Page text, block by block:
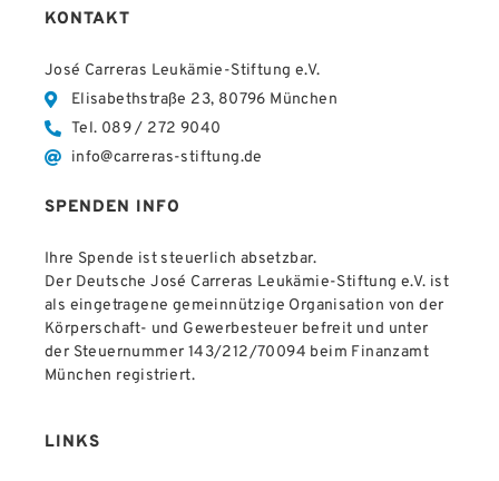
KONTAKT
José Carreras Leukämie-Stiftung e.V.
Elisabethstraße 23, 80796 München
Tel. 089 / 272 9040
info@carreras-stiftung.de
SPENDEN INFO
Ihre Spende ist steuerlich absetzbar.
Der Deutsche José Carreras Leukämie-Stiftung e.V. ist
als eingetragene gemeinnützige Organisation von der
Körperschaft- und Gewerbesteuer befreit und unter
der Steuernummer 143/212/70094 beim Finanzamt
München registriert.
LINKS